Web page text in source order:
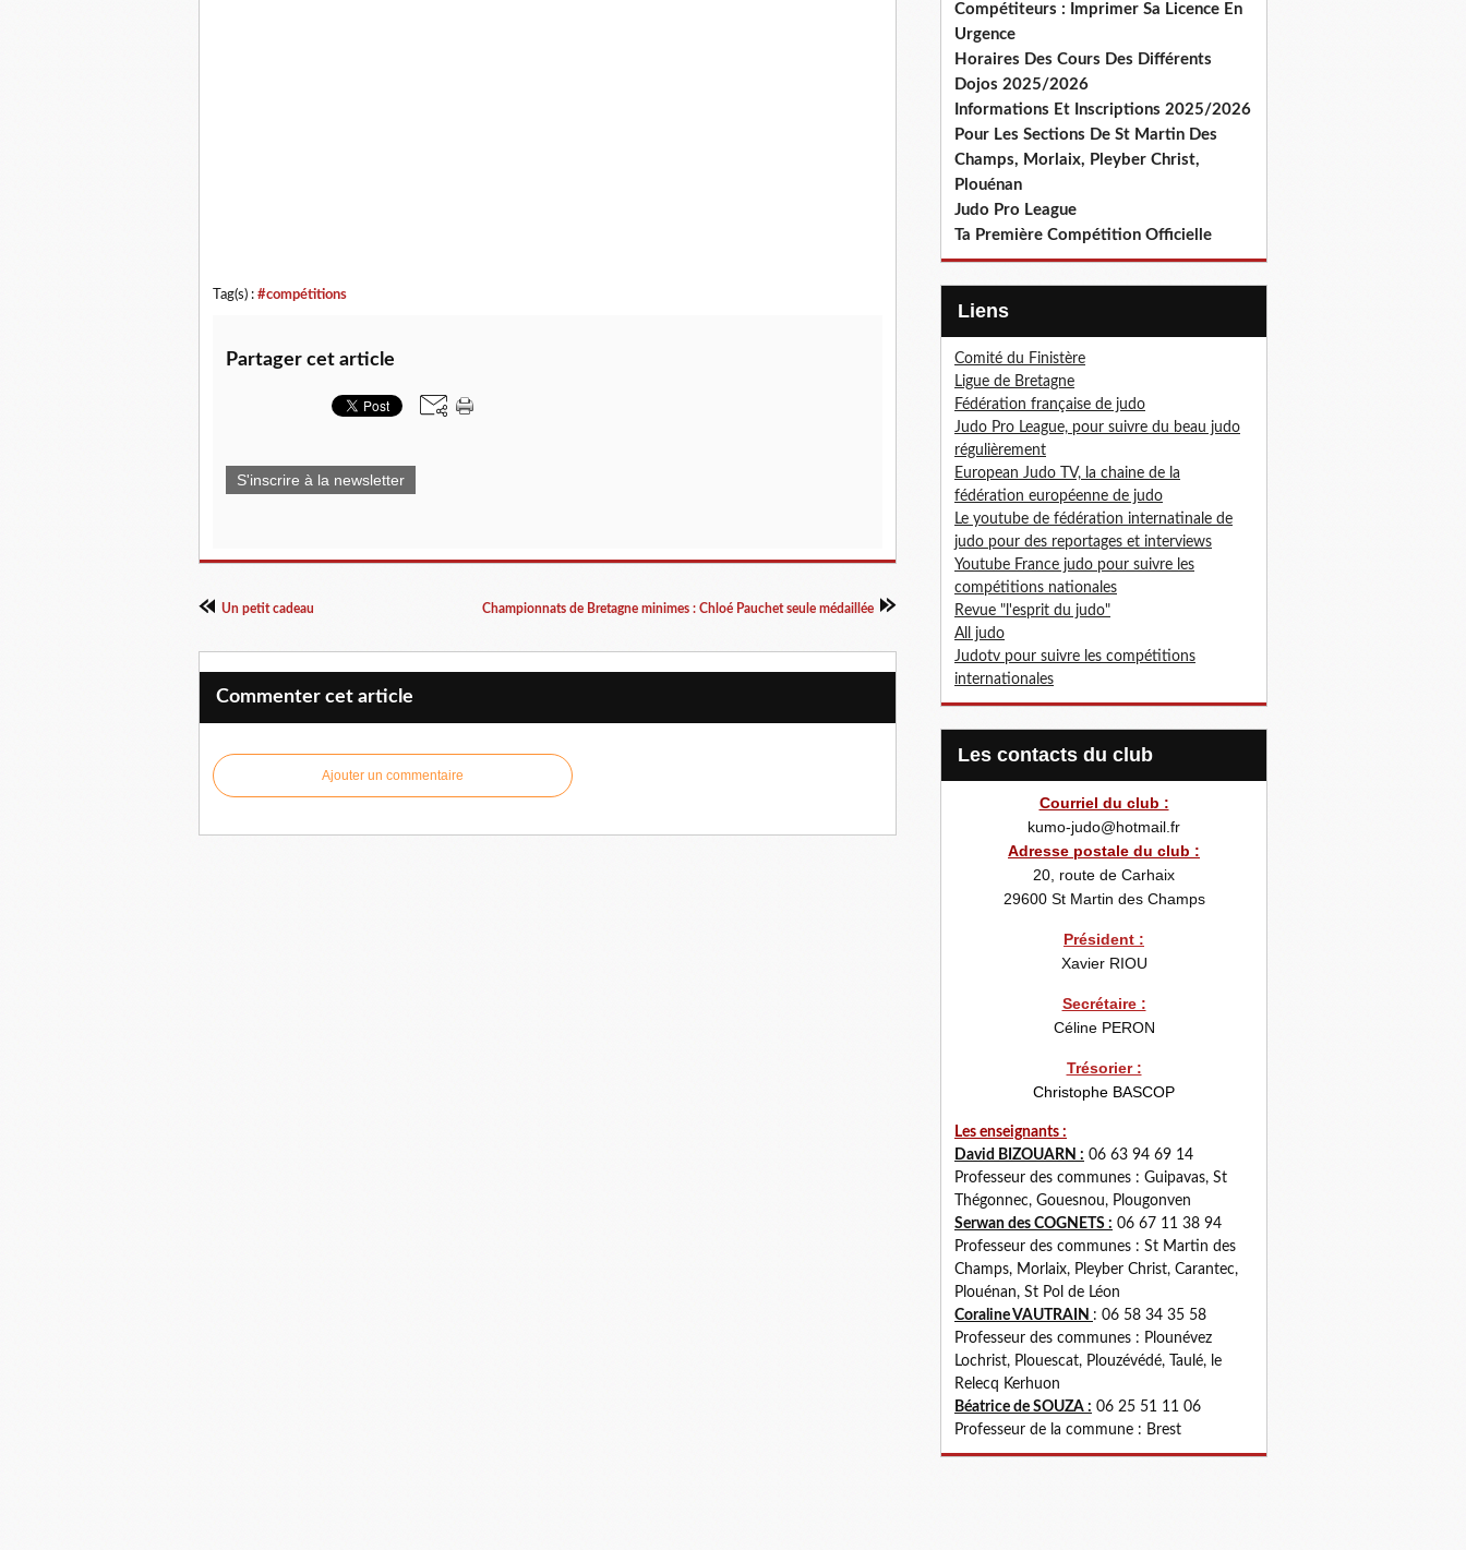
Tag(s) : #compétitions
Partager cet article
S'inscrire à la newsletter
Un petit cadeau Championnats de Bretagne minimes : Chloé Pauchet seule médaillée
Commenter cet article
Ajouter un commentaire
Compétiteurs : Imprimer Sa Licence En
Urgence
Horaires Des Cours Des Différents
Dojos 2025/2026
Informations Et Inscriptions 2025/2026
Pour Les Sections De St Martin Des
Champs, Morlaix, Pleyber Christ,
Plouénan
Judo Pro League
Ta Première Compétition Officielle
Liens
Comité du Finistère
Ligue de Bretagne
Fédération française de judo
Judo Pro League, pour suivre du beau judo
régulièrement
European Judo TV, la chaine de la
fédération européenne de judo
Le youtube de fédération internatinale de
judo pour des reportages et interviews
Youtube France judo pour suivre les
compétitions nationales
Revue "l'esprit du judo"
All judo
Judotv pour suivre les compétitions
internationales
Les contacts du club
Courriel du club :
kumo-judo@hotmail.fr
Adresse postale du club :
20, route de Carhaix
29600St Martin des Champs
Président :
Xavier RIOU
Secrétaire :
Céline PERON
Trésorier :
Christophe BASCOP
Les enseignants :
David BIZOUARN : 06 63 94 69 14
Professeur des communes : Guipavas, St
Thégonnec, Gouesnou, Plougonven
Serwan des COGNETS : 06 67 11 38 94
Professeur des communes : St Martin des
Champs, Morlaix, Pleyber Christ, Carantec,
Plouénan, St Pol de Léon
Coraline VAUTRAIN : 06 58 34 35 58
Professeur des communes : Plounévez
Lochrist, Plouescat, Plouzévédé, Taulé, le
Relecq Kerhuon
Béatrice de SOUZA : 06 25 51 11 06
Professeur de la commune : Brest